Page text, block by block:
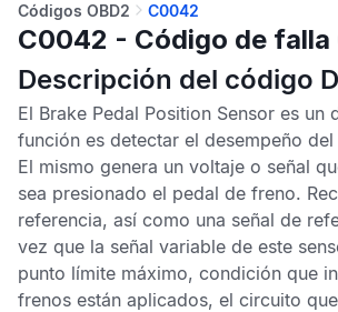
Códigos OBD2 C0042
C0042 - Código de falla
Descripción del código
El Brake Pedal Position Sensor es un
función es detectar el desempeño
El mismo genera un voltaje o señal
sea presionado el pedal de freno.
referencia, así como una señal de
vez que la señal variable de este
punto límite máximo, condición que
frenos están aplicados, el circuito